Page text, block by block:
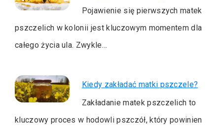
Pojawienie się pierwszych matek
pszczelich w kolonii jest kluczowym momentem dla
całego życia ula. Zwykle…
Kiedy zakładać matki pszczele?
Zakładanie matek pszczelich to
kluczowy proces w hodowli pszczół, który powinien